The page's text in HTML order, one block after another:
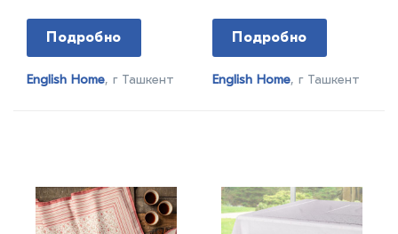
Подробно
English Home, г Ташкент
Подробно
English Home, г Ташкент